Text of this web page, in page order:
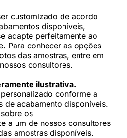
customizado de acordo
disponíveis,
adapte perfeitamente ao
Para conhecer as opções
das amostras, entre em
consultores.
ilustrativa.
conforme a
de acabamento disponíveis.
os
a um de nossos consultores
amostras disponíveis.